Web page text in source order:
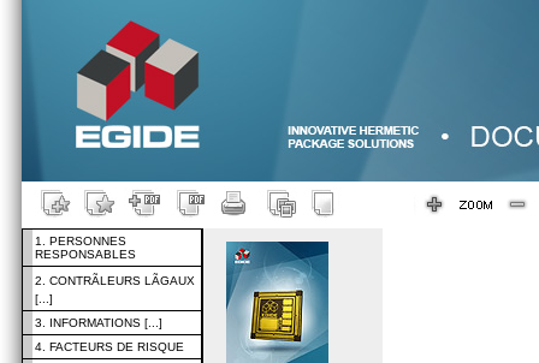
1. PERSONNES
RESPONSABLES
2. CONTRÃLEURS LÃGAUX
[...]
3. INFORMATIONS [...]
4. FACTEURS DE RISQUE